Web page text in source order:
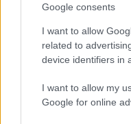
Google consents
I want to allow
related to
device identifiers in
I want to allow my
Google for online
Heaven Street
vissza!